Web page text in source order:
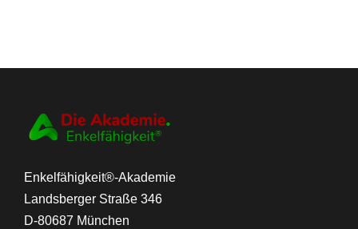
Enkelfähigkeit®-Akademie
Landsberger Straße 346
D-80687 München